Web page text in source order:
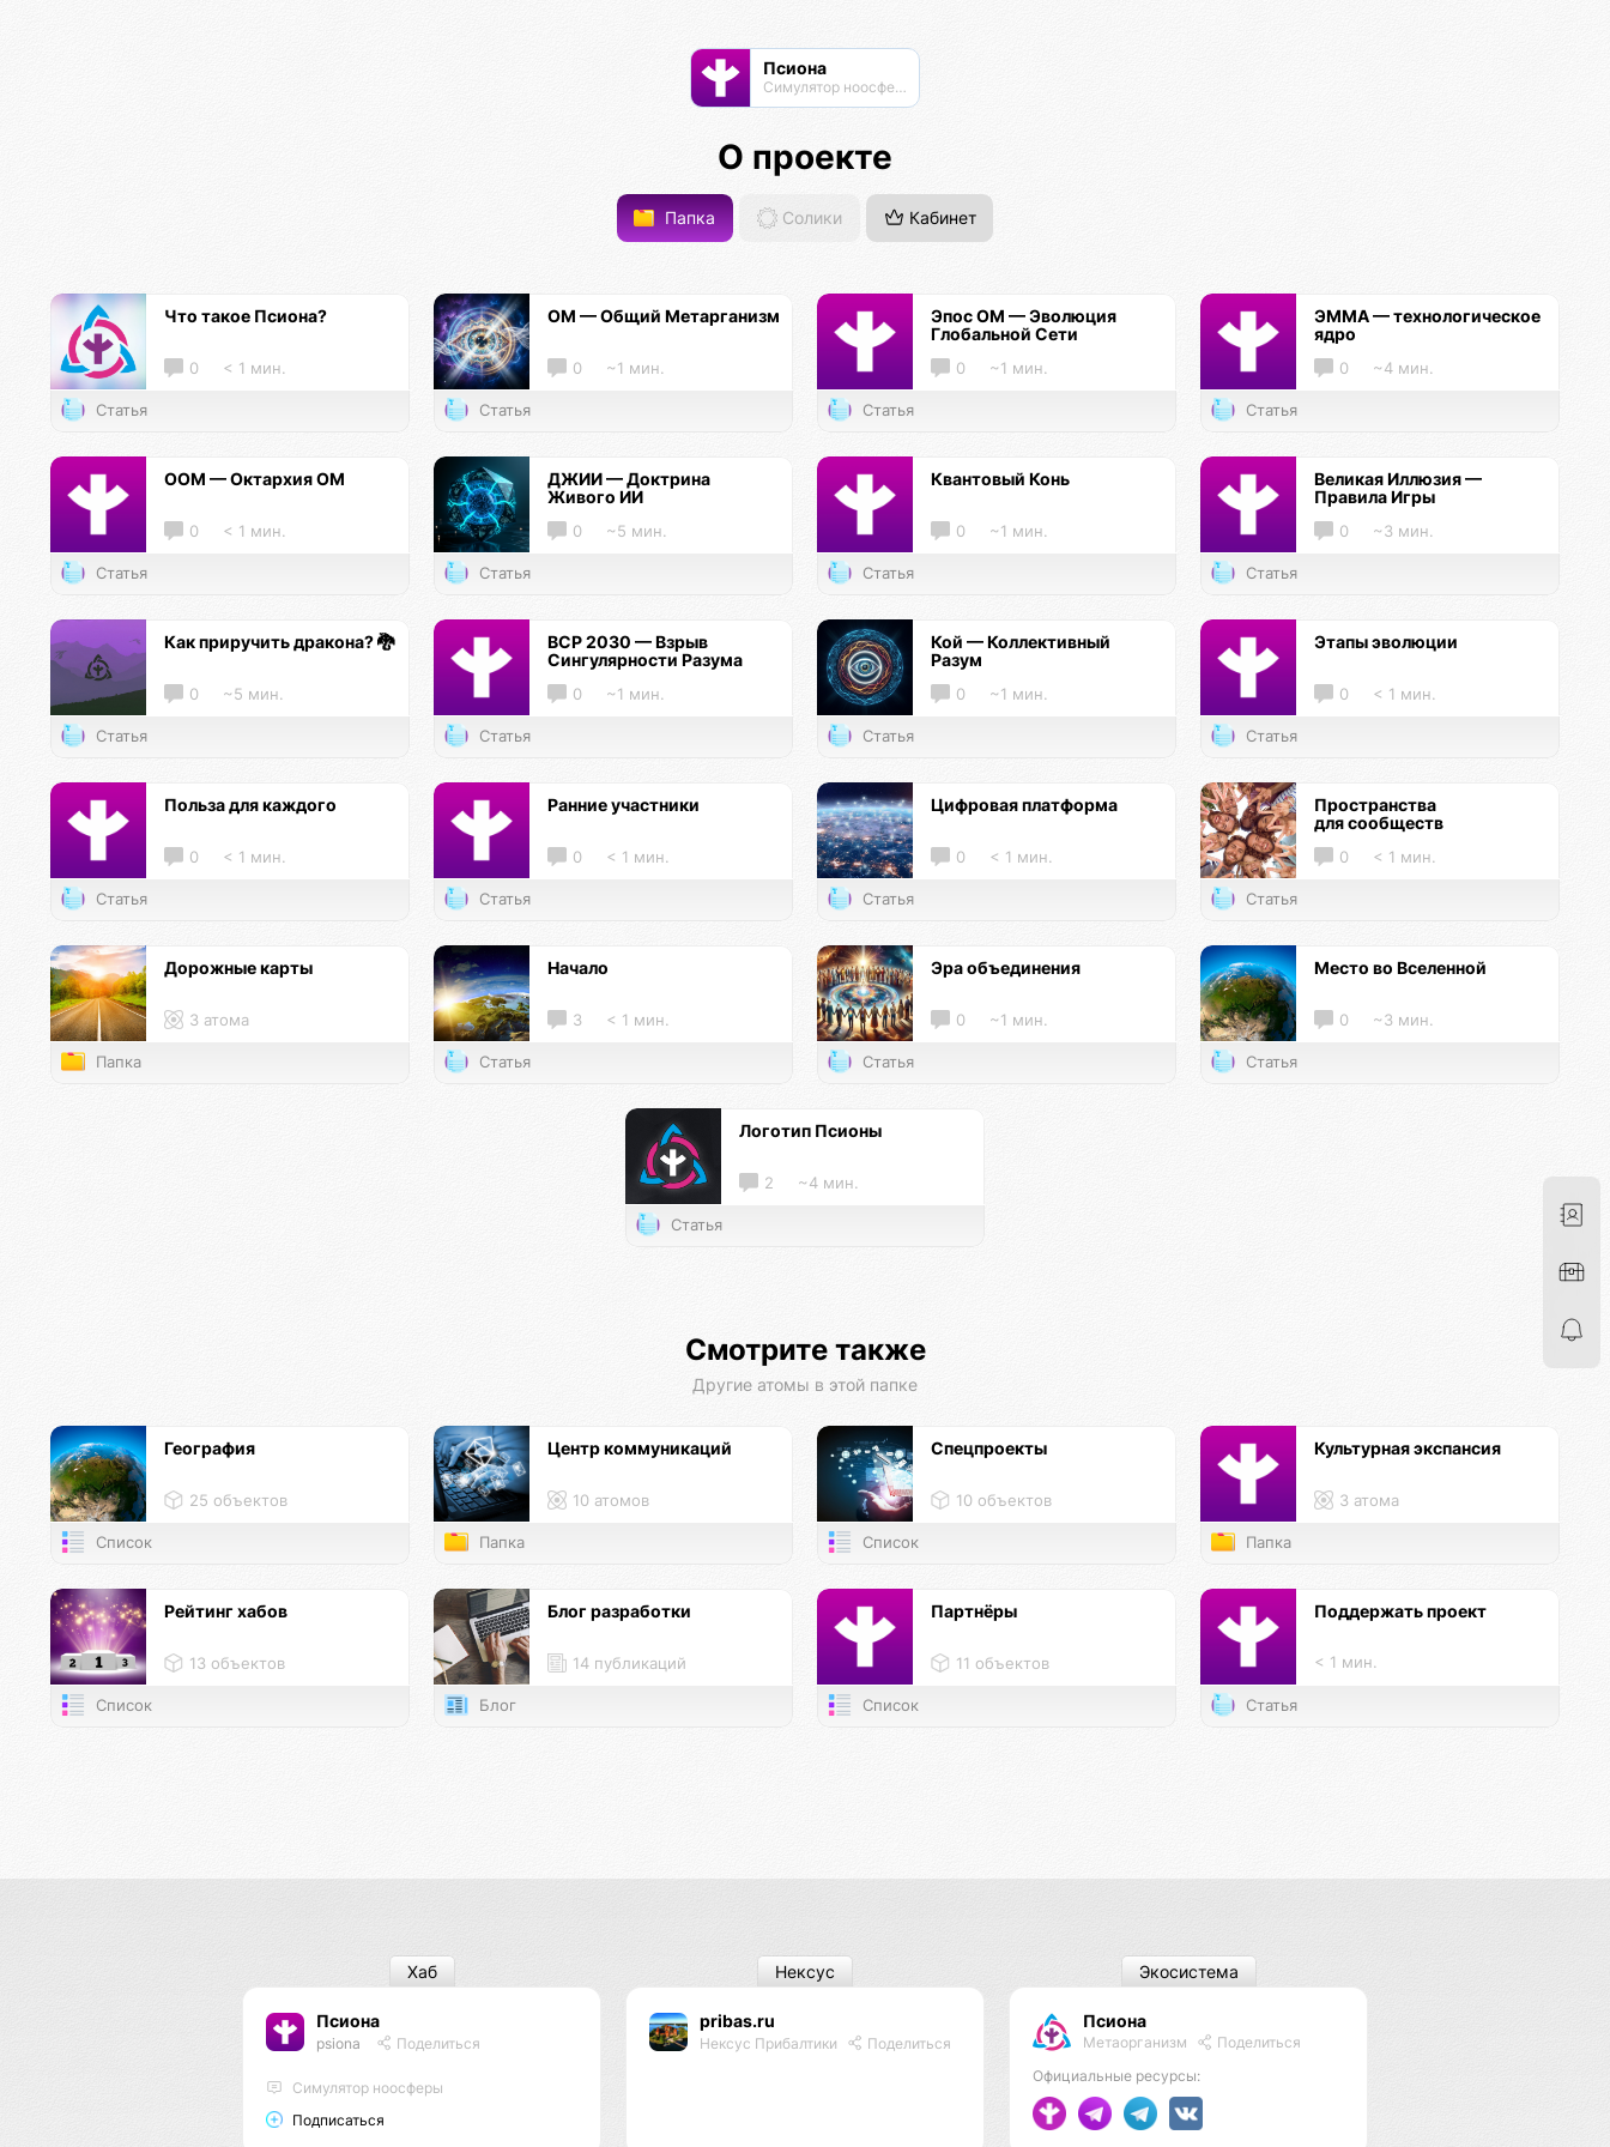
Псиона
Cимулятор ноосферы
О проекте
Папка Солики Кабинет
Что такое Псиона?
0 < 1 мин.
Статья
ОМ — Общий Метарганизм
0 ~1 мин.
Статья
Эпос ОМ — Эволюция
Глобальной Сети
0 ~1 мин.
Статья
ЭММА — технологическое
ядро
0 ~4 мин.
Статья
ООМ — Октархия ОМ
0 < 1 мин.
Статья
ДЖИИ — Доктрина
Живого ИИ
0 ~5 мин.
Статья
Квантовый Конь
0 ~1 мин.
Статья
Великая Иллюзия —
Правила Игры
0 ~3 мин.
Статья
Как приручить дракона? 🐉
0 ~5 мин.
Статья
ВСР 2030 — Взрыв
Сингулярности Разума
0 ~1 мин.
Статья
Кой — Коллективный
Разум
0 ~1 мин.
Статья
Этапы эволюции
0 < 1 мин.
Статья
Польза для каждого
0 < 1 мин.
Статья
Ранние участники
0 < 1 мин.
Статья
Цифровая платформа
0 < 1 мин.
Статья
Пространства
для сообществ
0 < 1 мин.
Статья
Дорожные карты
3 атома
Папка
Начало
3 < 1 мин.
Статья
Эра объединения
0 ~1 мин.
Статья
Место во Вселенной
0 ~3 мин.
Статья
Логотип Псионы
2 ~4 мин.
Статья
Смотрите также
Другие атомы в этой папке
География
25 объектов
Список
Центр коммуникаций
10 атомов
Папка
Спецпроекты
10 объектов
Список
Культурная экспансия
3 атома
Папка
Рейтинг хабов
13 объектов
Список
Блог разработки
14 публикаций
Блог
Партнёры
11 объектов
Список
Поддержать проект
< 1 мин.
Статья
Псиона
psiona Поделиться
Cимулятор ноосферы
Подписаться
Хаб
pribas.ru
Нексус Прибалтики Поделиться
Нексус
Псиона
Метаорганизм
Поделиться
Официальные ресурсы:
Экосистема